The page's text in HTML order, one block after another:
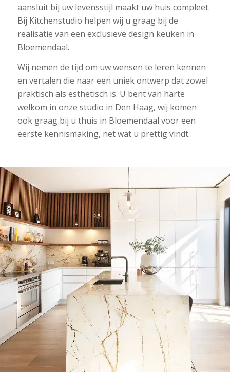
aansluit bij uw levensstijl maakt uw huis compleet.
Bij Kitchenstudio helpen wij u graag bij de
realisatie van een exclusieve design keuken in
Bloemendaal.
Wij nemen de tijd om uw wensen te leren kennen
en vertalen die naar een uniek ontwerp dat zowel
praktisch als esthetisch is. U bent van harte
welkom in onze studio in Den Haag, wij komen
ook graag bij u thuis in Bloemendaal voor een
eerste kennismaking, net wat u prettig vindt.